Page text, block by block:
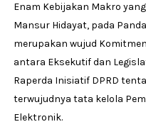
Enam Kebijakan Makro
Mansur Hidayat, pada
merupakan wujud
antara Eksekutif dan
Raperda Inisiatif DPRD
terwujudnya tata kelola
Elektronik.